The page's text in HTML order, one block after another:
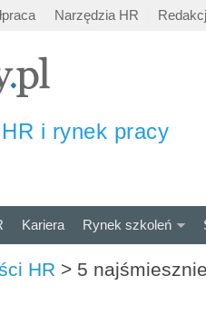
Narzędzia HR
i rynek pracy
Kariera Rynek szkoleń
HR > 5